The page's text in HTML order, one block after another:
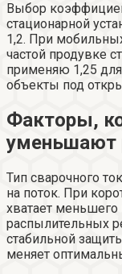
Выбор
стационарной
1,2. При
частой продувке
применяю 1,25
объекты под
Факторы,
уменьшают
Тип сварочного
на поток. При
хватает
распылительных
стабильной
меняет